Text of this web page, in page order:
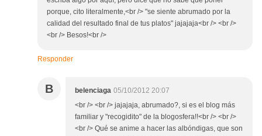
porque, cito literalmente,<br /> "se siente abrumado por la
calidad del resultado final de tus platos" jajajaja<br /> <br />
<br /> Besos!<br />
Responder
B belenciaga 05/10/2012 20:07
<br /> <br /> jajajaja, abrumado?, si es el blog más
familiar y "recogidito" de la blogosfera!!<br /> <br />
<br /> Qué se anime a hacer las albóndigas, que son